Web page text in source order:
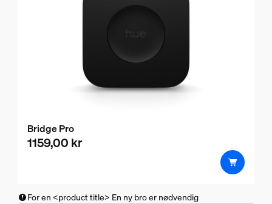
Bridge Pro
1159,00 kr
For en <product title> En ny bro er nødvendig